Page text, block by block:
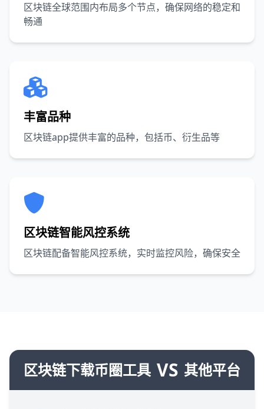
区块链全球范围内布局多个节点，确保网络的稳定和
畅通
丰富品种
区块链app提供丰富的品种，包括币、衍生品等
区块链智能风控系统
区块链配备智能风控系统，实时监控风险，确保安全
区块链下载币圈工具 VS 其他平台